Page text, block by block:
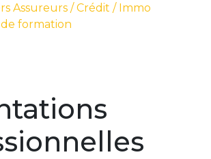
Assureurs / Crédit / Immo
formation